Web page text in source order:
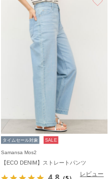
タイムセール対象 SALE
Samansa Mos2
【ECO DENIM】ストレートパンツ
レビュー